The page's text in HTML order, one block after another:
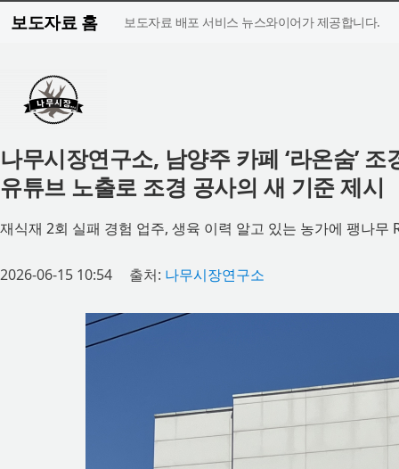
보도자료 홈 보도자료 배포 서비스 뉴스와이어가 제공합니다.
나무시장연구소, 남양주 카페 ‘라온숨’
유튜브 노출로 조경 공사의 새 기준 제시
재식재 2회 실패 경험 업주, 생육 이력 알고 있는 농가에 팽나무
2026-06-15 10:54 출처: 나무시장연구소